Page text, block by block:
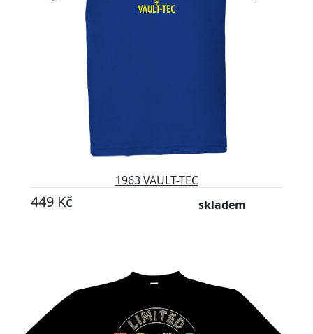
1963 VAULT-TEC
449 Kč skladem